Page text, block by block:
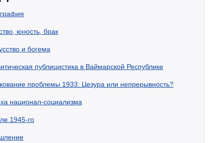
юность, брак
и богема
публицистика в Ваймарской Республике
проблемы 1933: Цезура или непрерывность?
национал-социализма
1945-го